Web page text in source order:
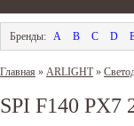
A B C D
Главная » ARLIGHT»
SPI F140 PX7